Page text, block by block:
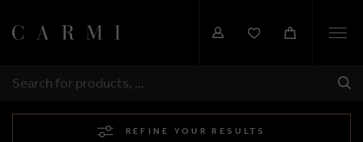
SEARCH
REFINE YOUR RESULTS